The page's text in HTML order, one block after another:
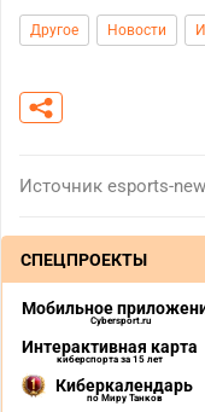
Другое Новости
Источник esports-
СПЕЦПРОЕКТЫ
Мобильное
Cybersport.ru
Интерактивная карта
киберспорта за 15 лет
Киберкалендарь
по Миру Танков